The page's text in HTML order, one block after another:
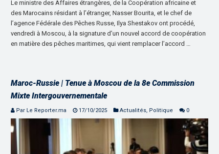
Le ministre des Affaires étrangères, de la Coopération africaine et
des Marocains résidant à l’étranger, Nasser Bourita, et le chef de
l’agence Fédérale des Pêches Russe, Ilya Shestakov ont procédé,
vendredi à Moscou, à la signature d’un nouvel accord de coopération
en matière des pêches maritimes, qui vient remplacer l’accord …
Maroc-Russie | Tenue à Moscou de la 8e Commission
Mixte Intergouvernementale
Par Le Reporter.ma 17/10/2025 Actualités, Politique 0